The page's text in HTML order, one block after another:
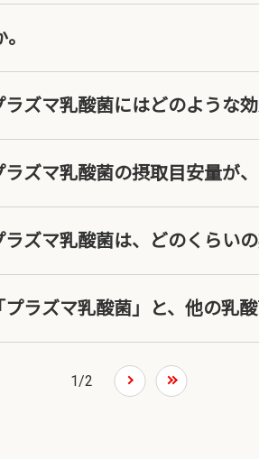
ズマ乳酸菌にはどのような
ズマ乳酸菌の摂取目安量が
ズマ乳酸菌は、どのくらい
ラズマ乳酸菌」と、他の乳
1/2 次へ 最後